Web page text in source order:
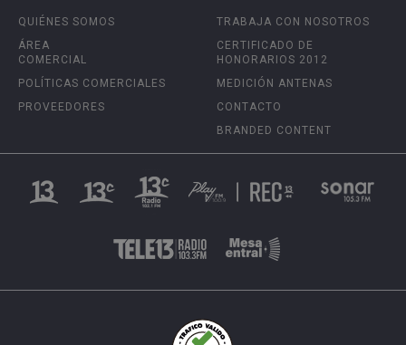
QUIÉNES SOMOS
ÁREA
COMERCIAL
POLÍTICAS COMERCIALES
PROVEEDORES
TRABAJA CON NOSOTROS
CERTIFICADO DE
HONORARIOS 2012
MEDICIÓN ANTENAS
CONTACTO
BRANDED CONTENT